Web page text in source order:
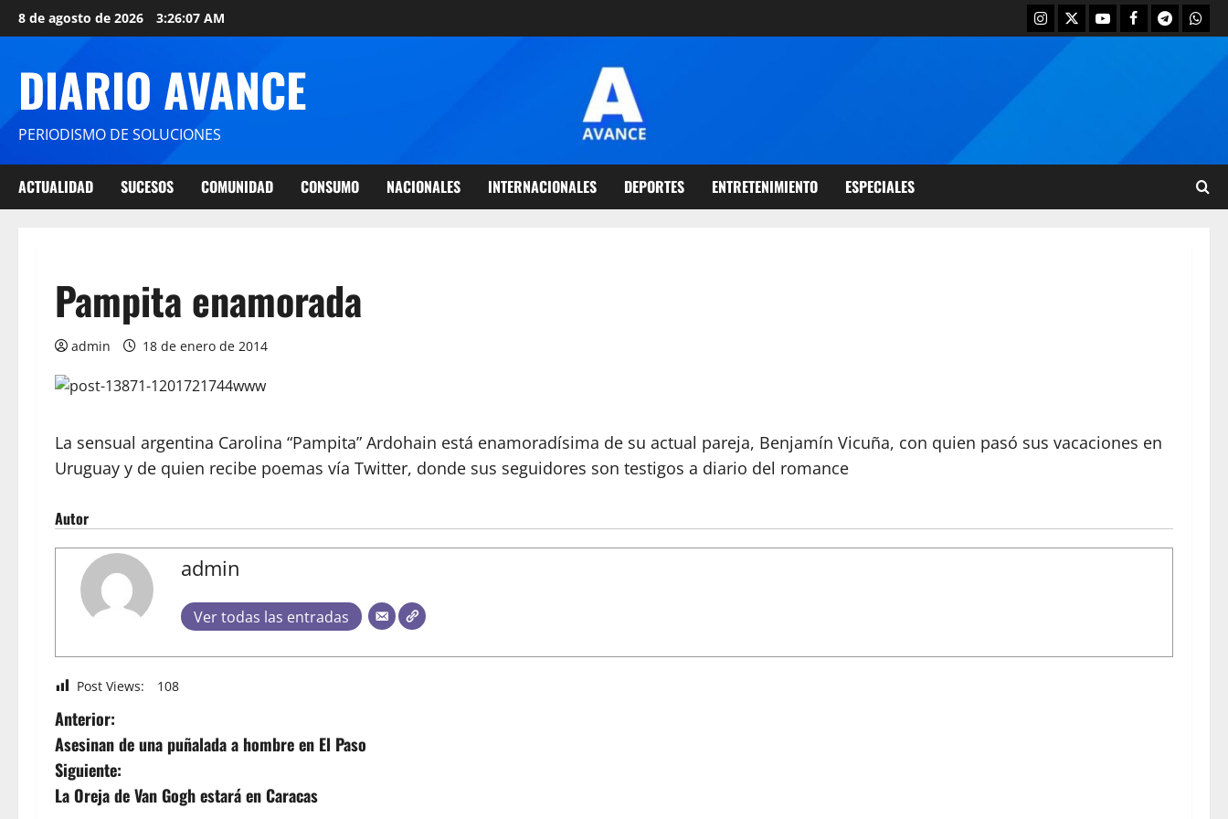
8 de agosto de 2026 3:26:08 AM
DIARIO AVANCE
PERIODISMO DE SOLUCIONES
ACTUALIDAD SUCESOS COMUNIDAD CONSUMO NACIONALES INTERNACIONALES DEPORTES ENTRETENIMIENTO ESPECIALES
Pampita enamorada
admin 18 de enero de 2014
La sensual argentina Carolina “Pampita” Ardohain está enamoradísima de su actual pareja, Benjamín Vicuña, con quien pasó sus vacaciones en
Uruguay y de quien recibe poemas vía Twitter, donde sus seguidores son testigos a diario del romance
Autor
admin
Ver todas las entradas
Post Views: 108
Anterior:
Asesinan de una puñalada a hombre en El Paso
Siguiente:
La Oreja de Van Gogh estará en Caracas